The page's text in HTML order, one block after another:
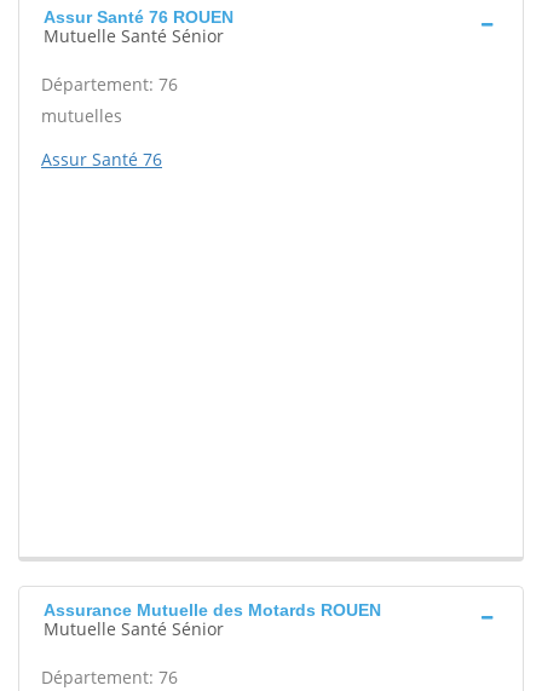
Assur Santé 76 ROUEN
Mutuelle Santé Sénior
Département: 76
mutuelles
Assur Santé 76
Assurance Mutuelle des Motards ROUEN
Mutuelle Santé Sénior
Département: 76